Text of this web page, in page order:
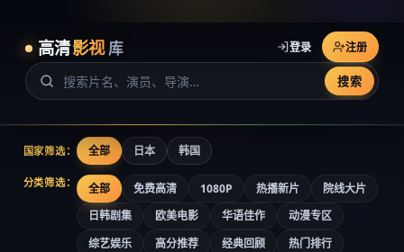
高清影视 库
搜索
登录 注册
国家筛选： 全部 日本 韩国
分类筛选： 全部 免费高清 1080P 热播新片
院线大片
日韩剧集
欧美电影 华语佳作
动漫专区
综艺娱乐
高分推荐 经典回顾
热门排行